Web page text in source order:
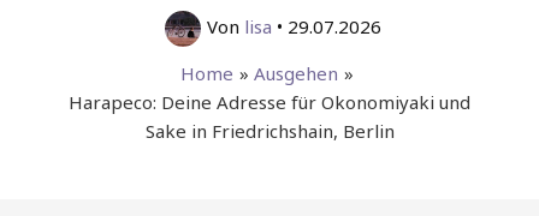
Von lisa • 29.07.2026
Home
Ausgehen
Harapeco: Deine Adresse für Okonomiyaki und
Sake in Friedrichshain, Berlin